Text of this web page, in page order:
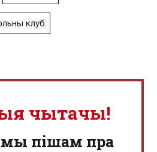
клуб
чытачы!
пішам пра